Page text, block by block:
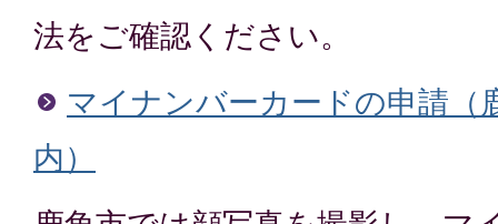
法をご確認ください。
マイナンバーカードの申請（
内）